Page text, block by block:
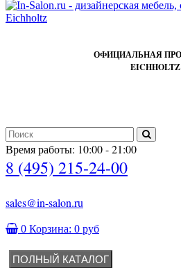
ОФИЦИАЛЬНАЯ
EICHHOLTZ
Время работы: 10:00 - 21:00
8 (495) 215-24-00
sales@in-salon.ru
0 Корзина: 0 руб
ПОЛНЫЙ КАТАЛОГ